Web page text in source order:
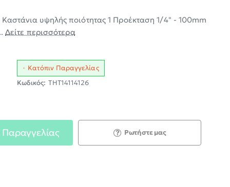
υψηλής ποιότητας 1 Προέκταση 1/4" - 100mm
Δείτε περισσότερα
Κατόπιν Παραγγελίας
Κωδικός: THT14114126
Παραγγελίας Ρωτήστε μας